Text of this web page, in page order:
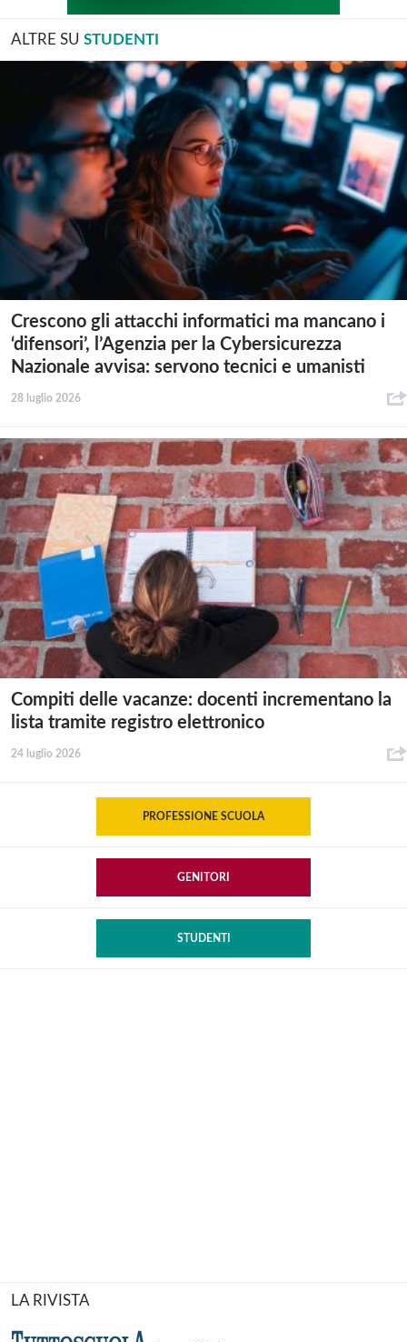
ALTRE SU STUDENTI
Crescono gli attacchi informatici ma mancano i
‘difensori’, l’Agenzia per la Cybersicurezza
Nazionale avvisa: servono tecnici e umanisti
28 luglio 2026
Compiti delle vacanze: docenti incrementano la
lista tramite registro elettronico
24 luglio 2026
PROFESSIONE SCUOLA
GENITORI
STUDENTI
LA RIVISTA